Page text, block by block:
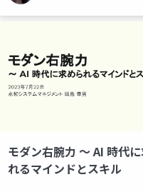
モダン右腕力 ～ AI 時代
れるマインドとスキル